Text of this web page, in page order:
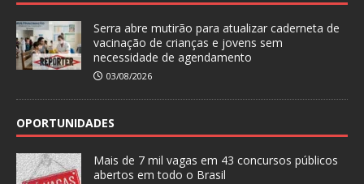
Serra abre mutirão para atualizar caderneta de
vacinação de crianças e jovens sem
necessidade de agendamento
03/08/2026
OPORTUNIDADES
Mais de 7 mil vagas em 43 concursos públicos
abertos em todo o Brasil